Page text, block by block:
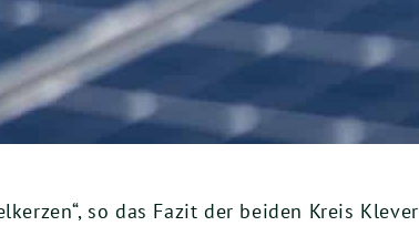
so das Fazit der beiden Kreis